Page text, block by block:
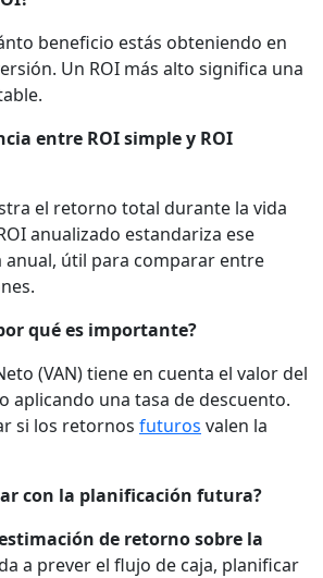
beneficio estás obteniendo en
Un ROI más alto significa una
entre ROI simple y ROI
el retorno total durante la vida
anualizado estandariza ese
anual, útil para comparar entre
qué es importante?
(VAN) tiene en cuenta el valor del
aplicando una tasa de descuento.
si los retornos futuros valen la
con la planificación futura?
de retorno sobre la
a prever el flujo de caja, planificar